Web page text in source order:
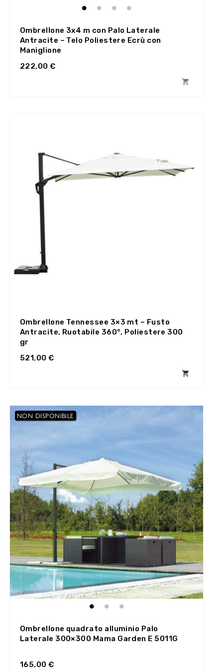
Ombrellone 3x4 m con Palo Laterale
Antracite – Telo Poliestere Ecrù con
Maniglione
222,00 €

Ombrellone Tennessee 3×3 mt – Fusto
Antracite, Ruotabile 360°, Poliestere 300
gr
521,00 €

NON DISPONIBILE
Ombrellone quadrato alluminio Palo
Laterale 300×300 Mama Garden E 5011G
165,00 €